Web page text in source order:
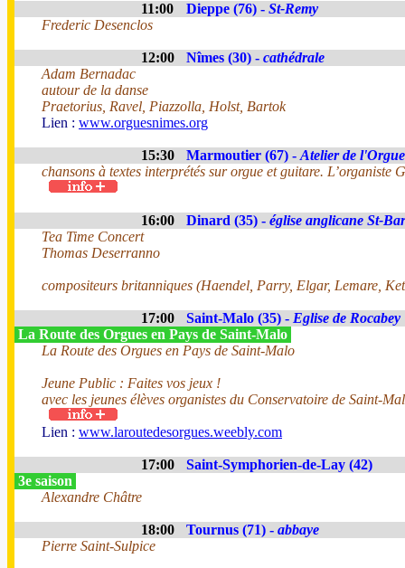
11:00 Dieppe (76) - St-Remy
Frederic Desenclos
12:00 Nîmes (30) - cathédrale
Adam Bernadac
autour de la danse
Praetorius, Ravel, Piazzolla, Holst, Bartok
Lien : www.orguesnimes.org
15:30 Marmoutier (67) - Atelier de l'Orgue
chansons à textes interprétés sur orgue et guitare.
16:00 Dinard (35) - église anglicane St-
Tea Time Concert
Thomas Deserranno
compositeurs britanniques (Haendel, Parry, Elgar, Lemare,
17:00 Saint-Malo (35) - Eglise de Rocabey
La Route des Orgues en Pays de Saint-Malo
La Route des Orgues en Pays de Saint-Malo
Jeune Public : Faites vos jeux !
avec les jeunes élèves organistes du Conservatoire de Saint-
Lien : www.laroutedesorgues.weebly.com
17:00
Saint-Symphorien-de-Lay (42)
3e saison
Alexandre Châtre
18:00 Tournus (71) - abbaye
Pierre Saint-Sulpice